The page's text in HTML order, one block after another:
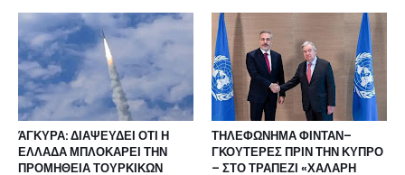
ΆΓΚΥΡΑ: ΔΙΑΨΕΥΔΕΙ ΟΤΙ Η
ΕΛΛΑΔΑ ΜΠΛΟΚΑΡΕΙ ΤΗΝ
ΠΡΟΜΗΘΕΙΑ ΤΟΥΡΚΙΚΩΝ
ΤΗΛΕΦΩΝΗΜΑ ΦΙΝΤΑΝ–
ΓΚΟΥΤΕΡΕΣ ΠΡΙΝ ΤΗΝ ΚΥΠΡΟ
– ΣΤΟ ΤΡΑΠΕΖΙ «ΧΑΛΑΡΗ